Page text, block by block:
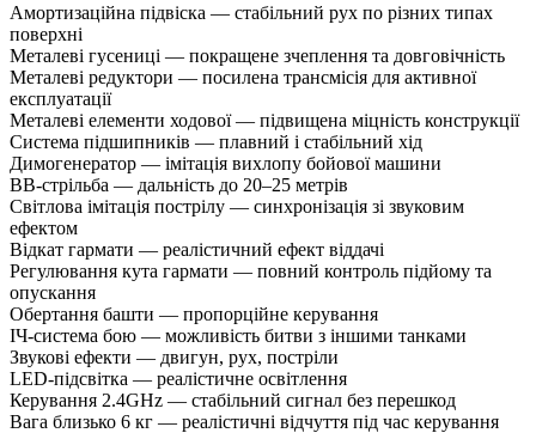
Амортизаційна підвіска — стабільний рух по різних типах
поверхні
Металеві гусениці — покращене зчеплення та довговічність
Металеві редуктори — посилена трансмісія для активної
експлуатації
Металеві елементи ходової — підвищена міцність конструкції
Система підшипників — плавний і стабільний хід
Димогенератор — імітація вихлопу бойової машини
BB-стрільба — дальність до 20–25 метрів
Світлова імітація пострілу — синхронізація зі звуковим
ефектом
Відкат гармати — реалістичний ефект віддачі
Регулювання кута гармати — повний контроль підйому та
опускання
Обертання башти — пропорційне керування
ІЧ-система бою — можливість битви з іншими танками
Звукові ефекти — двигун, рух, постріли
LED-підсвітка — реалістичне освітлення
Керування 2.4GHz — стабільний сигнал без перешкод
Вага близько 6 кг — реалістичні відчуття під час керування